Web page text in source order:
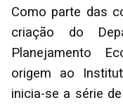
Como parte das
criação do
Planejamento
origem ao
inicia-se a série